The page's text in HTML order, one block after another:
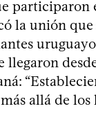
participaron
la unión que
llegaron
allá de